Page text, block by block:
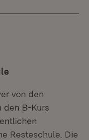
von den
den B-Kurs
Resteschule. Die